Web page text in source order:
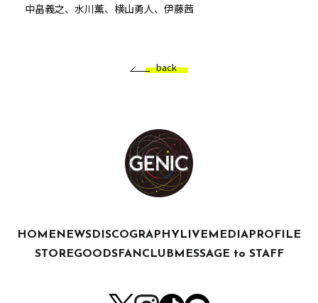
中畠義之、水川薫、横山勇人、伊藤茜
back
HOME NEWS DISCOGRAPHY LIVE MEDIA PROFILE
STOREGOODSFANCLUB MESSAGE to STAFF